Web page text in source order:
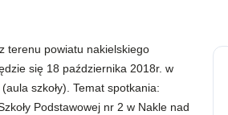
terenu powiatu nakielskiego
się 18 października 2018r. w
szkoły). Temat spotkania:
Podstawowej nr 2 w Nakle nad